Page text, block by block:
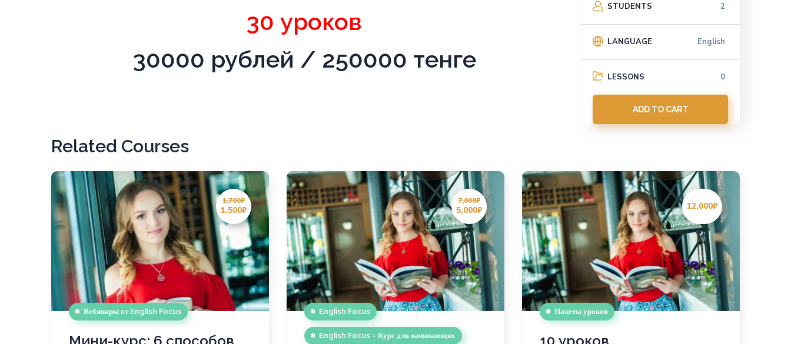
30 уроков
30000 рублей / 250000 тенге
STUDENTS 2
LANGUAGE English
LESSONS 0
ADD TO CART
Related Courses
1,700₽
1,500₽
Вебинары от English Focus
Мини-курс: 6 способов
7,000₽
5,000₽
English Focus
English Focus - Курс для начинающих
12,000₽
Пакеты уроков
10 уроков